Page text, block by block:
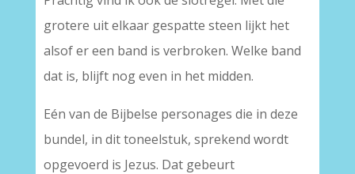
grotere uit elkaar gespatte steen lijkt het
alsof er een band is verbroken. Welke band
dat is, blijft nog even in het midden.
Eén van de Bijbelse personages die in deze
bundel, in dit toneelstuk, sprekend wordt
opgevoerd is Jezus. Dat gebeurt